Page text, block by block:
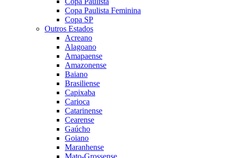
Copa Paulista Feminina
Copa SP
Outros Estados
Acreano
Alagoano
Amapaense
Amazonense
Baiano
Brasiliense
Capixaba
Carioca
Catarinense
Cearense
Gaúcho
Goiano
Maranhense
Mato-Grossense